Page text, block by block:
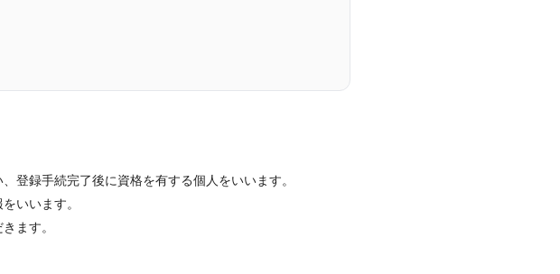
登録手続完了後に資格を有する個人をいいます。
いいます。
ます。